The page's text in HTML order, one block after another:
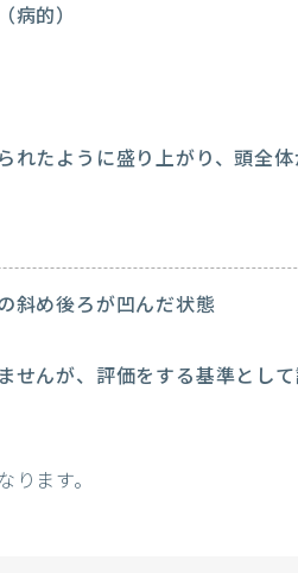
病的）
たように盛り上がり、頭全
斜め後ろが凹んだ状態
せんが、評価をする基準とし
ます。